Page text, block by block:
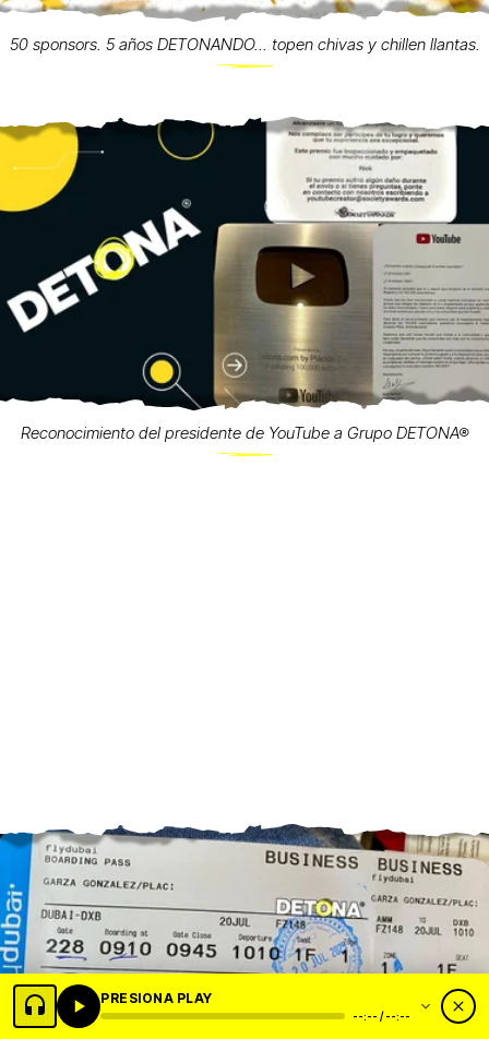
50 sponsors. 5 años DETONANDO... topen chivas y chillen llantas.
Reconocimiento del presidente de YouTube a Grupo DETONA®
PRESIONA PLAY
--:-- / --:--